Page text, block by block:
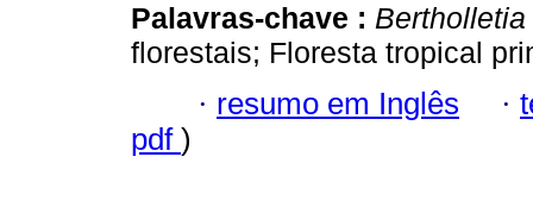
Palavras-chave :
florestais; Floresta tropical
· resumo em Inglês ·
pdf )